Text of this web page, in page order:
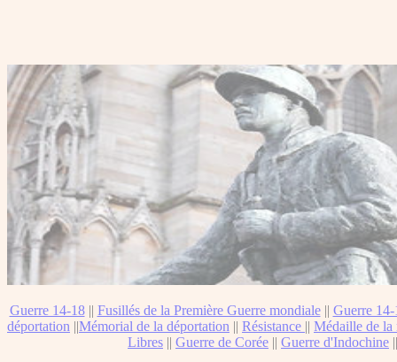
Guerre 14-18|| Fusillés de la Première Guerre mondiale|| Guerre
déportation ||Mémorial de la déportation || Résistance || Médaille de la
Libres || Guerre de Corée || Guerre d'Indochine